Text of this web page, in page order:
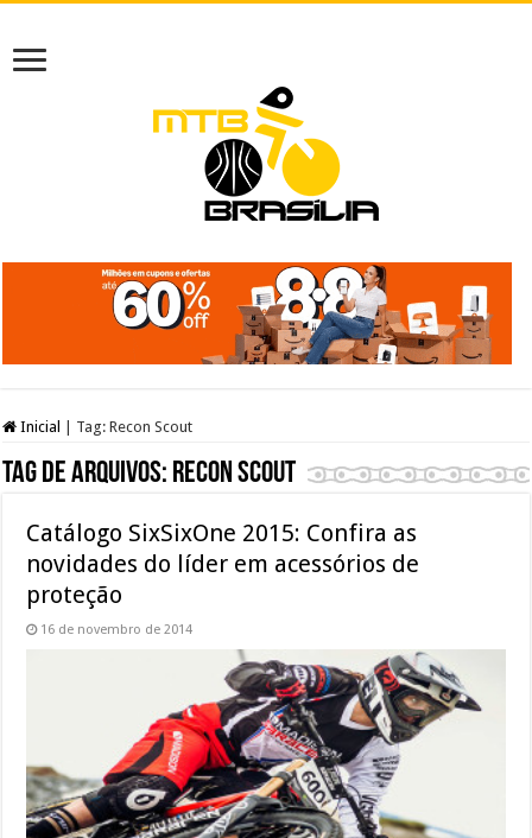
Inicial Tag:Recon Scout
Tag de arquivos: Recon Scout
Catálogo SixSixOne 2015: Confira as
novidades do líder em acessórios de
proteção
16 de novembro de 2014